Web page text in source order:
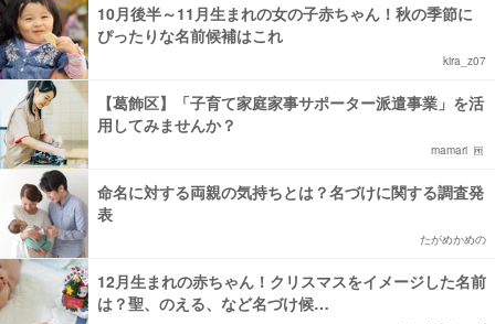
10月後半～11月生まれの女の子赤ちゃん！秋の季節に
ぴったりな名前候補はこれ
kira_z07
【葛飾区】「子育て家庭家事サポーター派遣事業」を活
用してみませんか？
mamari
命名に対する両親の気持ちとは？名づけに関する調査発
表
たがめかめの
12月生まれの赤ちゃん！クリスマスをイメージした名前
は？聖、のえる、など名づけ候…